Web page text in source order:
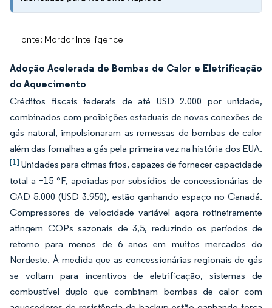
Fonte: Mordor Intelligence
Adoção Acelerada de Bombas de Calor e Eletrificação
do Aquecimento
Créditos fiscais federais de até USD 2.000 por unidade,
combinados com proibições estaduais de novas conexões de
gás natural, impulsionaram as remessas de bombas de calor
além das fornalhas a gás pela primeira vez na história dos EUA.
[1] Unidades para climas frios, capazes de fornecer capacidade
total a −15 °F, apoiadas por subsídios de concessionárias de
CAD 5.000 (USD 3.950), estão ganhando espaço no Canadá.
Compressores de velocidade variável agora rotineiramente
atingem COPs sazonais de 3,5, reduzindo os períodos de
retorno para menos de 6 anos em muitos mercados do
Nordeste. À medida que as concessionárias regionais de gás
se voltam para incentivos de eletrificação, sistemas de
combustível duplo que combinam bombas de calor com